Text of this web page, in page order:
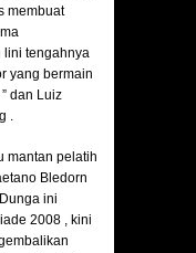
membuat
lini tengahnya
yang bermain
dan Luiz
.
mantan pelatih
Bledorn
ini
2008 , kini